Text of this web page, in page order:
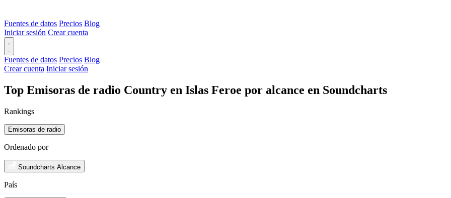
Fuentes de datos Precios Blog
Iniciar sesión Crear cuenta
Fuentes de datos Precios Blog
Crear cuenta Iniciar sesión
Top Emisoras de radio Country en Islas Feroe por alcance en Soundcharts
Rankings
Emisoras de radio
Ordenado por
Soundcharts Alcance
País